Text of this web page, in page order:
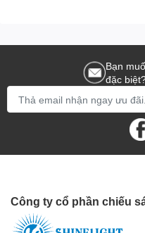
Lý do nên
Shine Light
tự hào là nhà
sáng chính hãng, chất lượng
Hầu hết các sản
đều được bảo hành ít
Bạn
đặc
Công ty cổ phần chiếu